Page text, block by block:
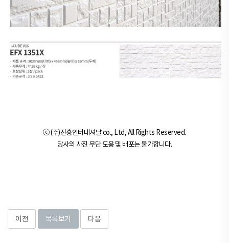
ⓒ (주)진흥인터내셔날 co., Ltd, All Rights Reserved.
당사의 사진 무단 도용 및 배포는 불가합니다.
이전 목록보기 다음